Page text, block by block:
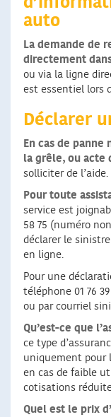
auto
La demande de
directement
ou via la ligne
est essentiel lors
Déclarer
En cas de
la grêle, ou acte
solliciter de l’aide.
Pour toute
service est
58 75 (numéro
déclarer le
en ligne.
Pour une
téléphone 01 76
ou par courriel
Qu’est-ce que
ce type
uniquement pour
en cas de faible
cotisations
Quel est le prix